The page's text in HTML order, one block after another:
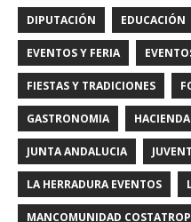
DIPUTACIÓN EDUCACIÓN
EVENTOS Y FERIA
FIESTAS Y TRADICIONES
GASTRONOMIA
JUNTA ANDALUCIA
LA HERRADURA EVENTOS
MANCOMUNIDAD